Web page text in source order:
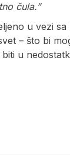
čula.”
u vezi
– što bi
u